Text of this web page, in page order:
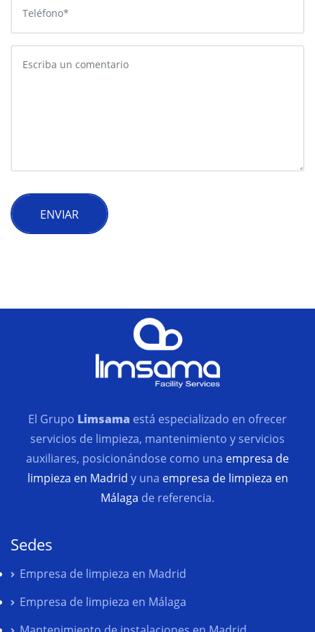
ENVIAR
El Grupo Limsama está especializado en ofrecer
servicios de limpieza, mantenimiento y servicios
auxiliares, posicionándose como una empresa de
limpieza en Madrid y una empresa de limpieza en
Málaga de referencia.
Sedes
Empresa de limpieza en Madrid
Empresa de limpieza en Málaga